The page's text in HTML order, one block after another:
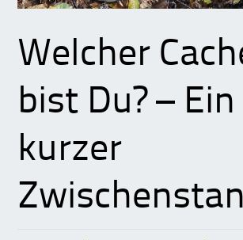
Welcher
bist Du? – Ein
kurzer